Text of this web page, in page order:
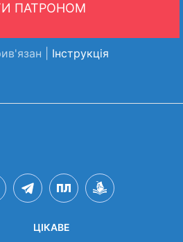
ПАТРОНОМ
| Інструкція
ЦІКАВЕ